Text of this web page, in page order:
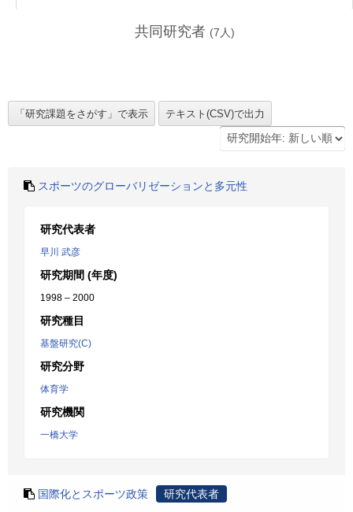
共同研究者 (7 人)
スポーツのグローバリゼーションと多元性
研究代表者
早川 武彦
研究期間 (年度)
1998 – 2000
研究種目
基盤研究(C)
研究分野
体育学
研究機関
一橋大学
国際化とスポーツ政策 研究代表者